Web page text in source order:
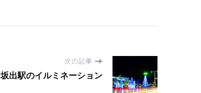
次の記事
坂出駅のイルミネーション